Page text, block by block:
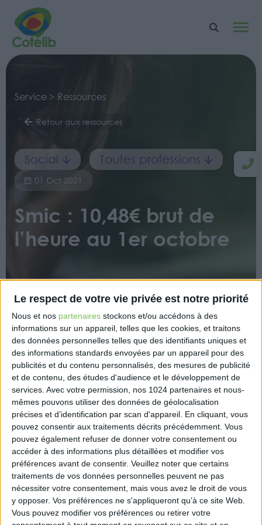
Le respect de votre vie privée est notre priorité
Nous et nos partenaires stockons et/ou accédons à des
informations sur un appareil, telles que les cookies, et traitons
des données personnelles telles que des identifiants uniques et
des informations standards envoyées par un appareil pour des
publicités et du contenu personnalisés, des mesures de publicité
et de contenu, des études d'audience et le développement de
services. Avec votre permission, nos 1024 partenaires et nous-
mêmes pouvons utiliser des données de géolocalisation
précises et d’identification par scan d'appareil. En cliquant, vous
pouvez consentir aux traitements décrits précédemment. Vous
pouvez également refuser de donner votre consentement ou
accéder à des informations plus détaillées et modifier vos
préférences avant de consentir. Veuillez noter que certains
traitements de vos données personnelles peuvent ne pas
nécessiter votre consentement, mais vous avez le droit de vous
y opposer. Vos préférences ne s'appliqueront qu’à ce site Web.
Vous pouvez modifier vos préférences ou retirer votre
Service > Ressources
Retour aux ressources
Social Toutes professions
01 Oct 2021
Smic : 10,48€ brut de
l’heure au 1er octobre
Le Smic augmente d’environ 35€ brut par mois à
partir du 1er octobre 2021 en raison d’une hausse de
l’inflation. Un arrêté publié au Journal officiel du 30
septembre 2021 porte le salaire minimum à 1
589,47€ (brut mensuel) pour un temps plein.
https://www.service-
public.fr/particuliers/actualites/A15164?xtor=RSS-
111
Découvrir Cotélib